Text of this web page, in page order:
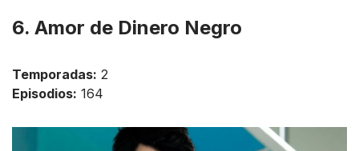
6. Amor de Dinero Negro
Temporadas: 2
Episodios: 164